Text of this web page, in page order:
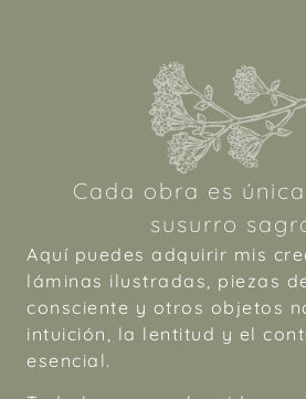
Cada obra es
susurro
Aquí puedes adquirir mis
láminas ilustradas, piezas
consciente y otros objetos
intuición, la lentitud y el
esencial.